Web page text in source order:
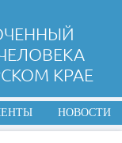
КРАЕ
НОВОСТИ